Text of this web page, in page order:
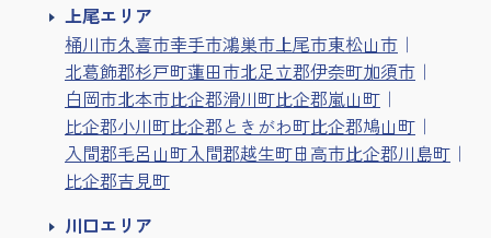
上尾エリア
桶川市久喜市幸手市鴻巣市 上尾市東松山市
北葛飾郡杉戸町蓮田市北足立郡伊奈町加須市
白岡市北本市比企郡滑川町比企郡嵐山町
比企郡小川町比企郡ときがわ町比企郡鳩山町
入間郡毛呂山町入間郡越生町日高市比企郡川島町
比企郡吉見町
川口エリア